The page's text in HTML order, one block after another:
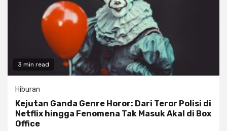
3 min read
Hiburan
Kejutan Ganda Genre Horor: Dari Teror Polisi di
Netflix hingga Fenomena Tak Masuk Akal di Box
Office